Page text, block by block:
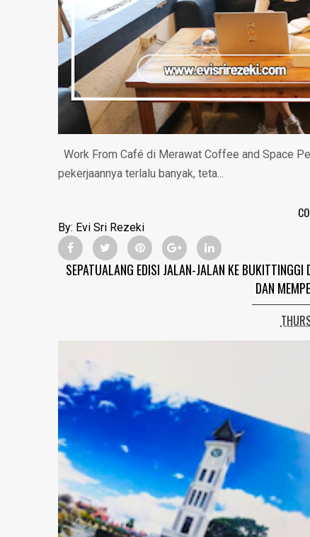
Work From Café di Merawat Coffee and Space
pekerjaannya terlalu banyak, teta...
By: Evi Sri Rezeki
SEPATUALANG EDISI JALAN-JALAN KE
DAN